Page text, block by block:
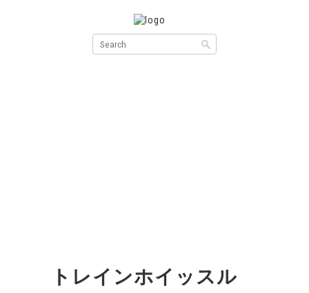
トレインホイッスル